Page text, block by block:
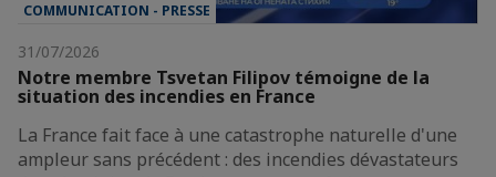
COMMUNICATION - PRESSE
31/07/2026
Notre membre Tsvetan Filipov témoigne de la
situation des incendies en France
La France fait face à une catastrophe naturelle d'une
ampleur sans précédent : des incendies dévastateurs